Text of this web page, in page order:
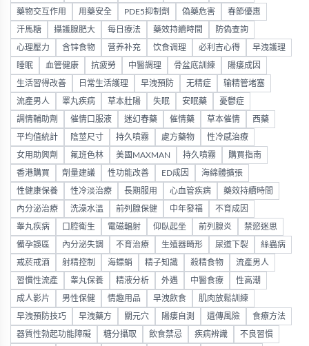
藥物交互作用 用藥安全 PDE5抑制劑 偽藥危害 春節優惠
汗馬糖 攝護腺肥大 每日療法 藥效持續時間 防偽查詢
心理壓力 含锌食物 营养补充 饮食调理 必利吉心得 早洩護理
睡眠 血管健康 抗疲勞 中醫調理 骨盆底訓練 陽痿成因
生活習得改善 日常生活護理 早洩預防 无精症 输精管堵塞
流產男人 睪丸疾病 草本壯陽 失眠 安眠藥 憂鬱症
調情輔助劑 催情口服液 迷幻春藥 催情藥 草本催情 西藥
平均值統計 陰莖尺寸 持久噴霧 處方藥物 性冷感治療
女用助興劑 氟班色林 美國MAXMAN 持久噴霧 購買指南
香港購買 劑量建議 性功能改善 ED成因 海綿體擴張
性健康保養 性冷淡治療 長期服用 心血管疾病 藥效持續時間
內分泌治療 洗澡水溫 前列腺保健 中年發福 不育成因
睾丸疾病 口腔衛生 電磁輻射 仰臥起坐 前列腺炎 禁慾迷思
備孕誤區 內分泌失調 不育治療 生殖器畸形 尿道下裂 絲蟲病
戒菸戒酒 射精控制 海螵蛸 精子知識 殺精食物 流產男人
習慣性流產 睾丸保養 精液分析 外遇 中醫食療 性高潮
成人影片 男性保健 情趣用品 早洩飲食 肌肉放鬆訓練
早洩預防技巧 早洩藥方 關元穴 陽痿自測 遺傳風險 食療方法
器質性勃起功能障礙 糖分攝取 飲食禁忌 疾病辨識 不良習慣